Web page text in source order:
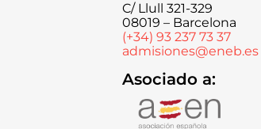
C/ Llull 321-329
08019 – Barcelona
(+34) 93 237 73 37
admisiones@eneb.es
Asociado a: